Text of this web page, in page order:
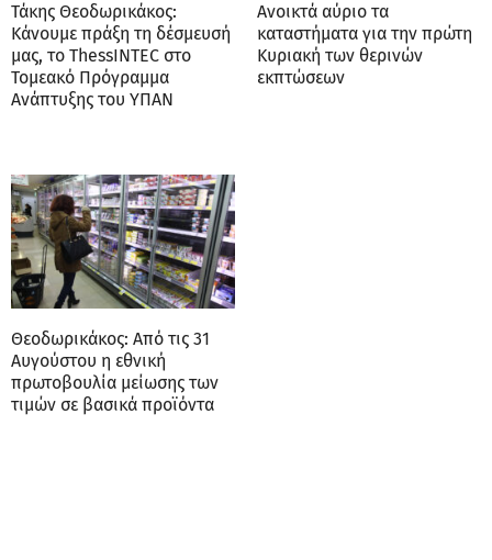
Τάκης Θεοδωρικάκος:
Κάνουμε πράξη τη δέσμευσή
μας, το ThessINTEC στο
Τομεακό Πρόγραμμα
Ανάπτυξης του ΥΠΑΝ
Ανοικτά αύριο τα
καταστήματα για την πρώτη
Κυριακή των θερινών
εκπτώσεων
Θεοδωρικάκος: Από τις 31
Αυγούστου η εθνική
πρωτοβουλία μείωσης των
τιμών σε βασικά προϊόντα